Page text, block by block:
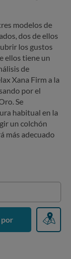
modelos de
dos de ellos
los gustos
ellos tiene un
de
Xana Firm a la
por el
Se
habitual en la
un colchón
más adecuado